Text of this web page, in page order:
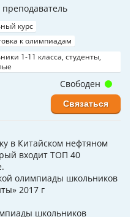
курс
к олимпиадам
1-11 класса, студенты,
в Китайском нефтяном
входит ТОП 40
олимпиады школьников
2017 г
школьников
Свободен
Связаться